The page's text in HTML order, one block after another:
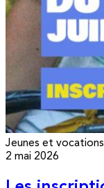
Jeunes et vocations
2 mai 2026